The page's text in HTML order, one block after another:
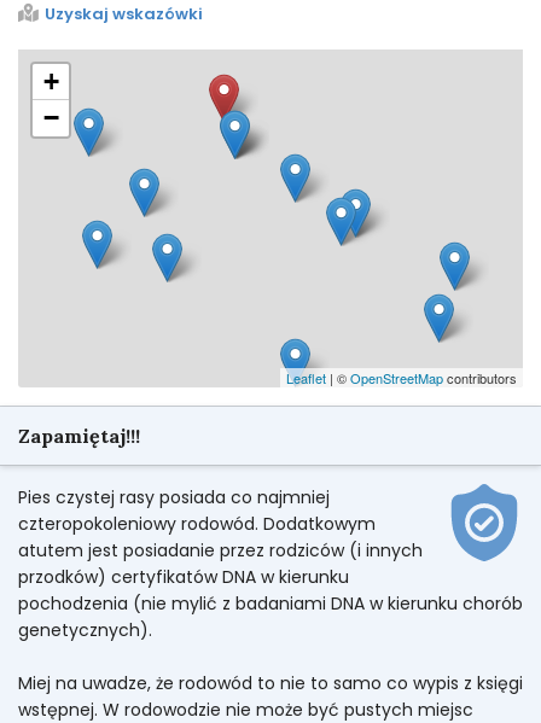
Uzyskaj wskazówki
+
−
Leaflet | ©OpenStreetMapcontributors
Zapamiętaj!!!
Pies czystej rasy posiada co najmniej
czteropokoleniowy rodowód. Dodatkowym
atutem jest posiadanie przez rodziców (i innych
przodków) certyfikatów DNA w kierunku
pochodzenia (nie mylić z badaniami DNA w kierunku chorób
genetycznych).
Miej na uwadze, że rodowód to nie to samo co wypis z księgi
wstępnej. W rodowodzie nie może być pustych miejsc